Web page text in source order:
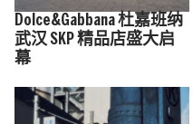
Dolce&Gabbana 杜嘉班纳
武汉 SKP 精品店盛大启
幕